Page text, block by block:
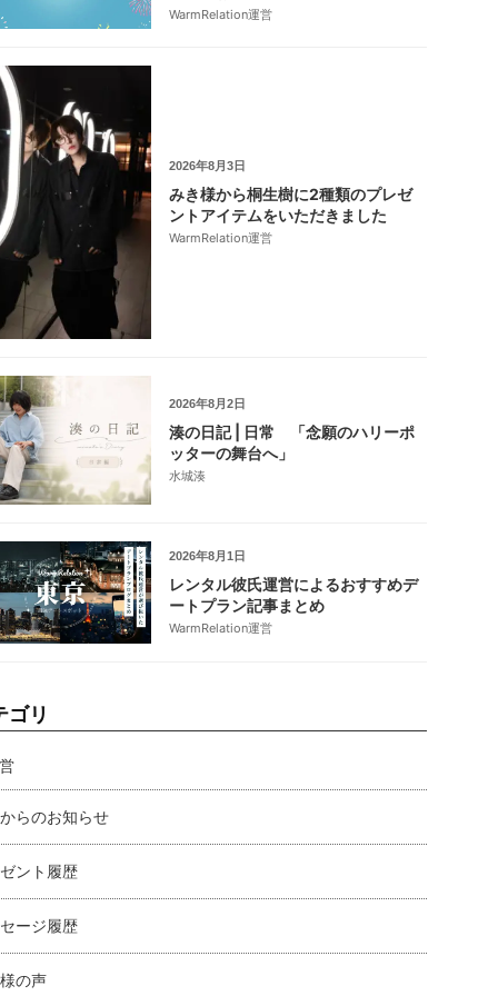
WarmRelation運営
2026年8月3日
みき様から桐生樹に2種類のプレゼ
ントアイテムをいただきました
WarmRelation運営
2026年8月2日
湊の日記 | 日常 「念願のハリーポ
ッターの舞台へ」
水城湊
2026年8月1日
レンタル彼氏運営によるおすすめデ
ートプラン記事まとめ
WarmRelation運営
ゴリ
らのお知らせ
ント履歴
ージ履歴
の声